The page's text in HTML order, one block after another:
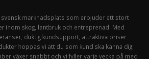
marknadsplats som erbjuder ett stort
inom skog, lantbruk och entreprenad. Med
duktig kundsupport, attraktiva priser
hoppas vi att du som kund ska känna dig
växer snabbt och vi fyller varje vecka på med